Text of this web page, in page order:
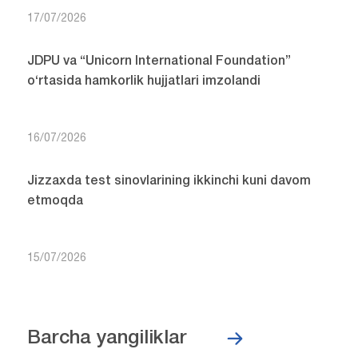
17/07/2026
JDPU va “Unicorn International Foundation”
o‘rtasida hamkorlik hujjatlari imzolandi
16/07/2026
Jizzaxda test sinovlarining ikkinchi kuni davom
etmoqda
15/07/2026
Barcha yangiliklar